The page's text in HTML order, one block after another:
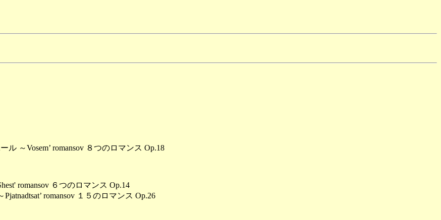
ル ～Vosem’ romansov ８つのロマンス Op.18
romansov ６つのロマンス Op.14
romansov １５のロマンス Op.26